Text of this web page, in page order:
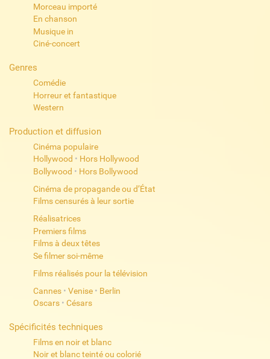
Morceau importé
En chanson
Musique in
Ciné-concert
Genres
Comédie
Horreur et fantastique
Western
Production et diffusion
Cinéma populaire
Hollywood • Hors Hollywood
Bollywood • Hors Bollywood
Cinéma de propagande ou d’État
Films censurés à leur sortie
Réalisatrices
Premiers films
Films à deux têtes
Se filmer soi-même
Films réalisés pour la télévision
Cannes • Venise • Berlin
Oscars • Césars
Spécificités techniques
Films en noir et blanc
Noir et blanc teinté ou colorié